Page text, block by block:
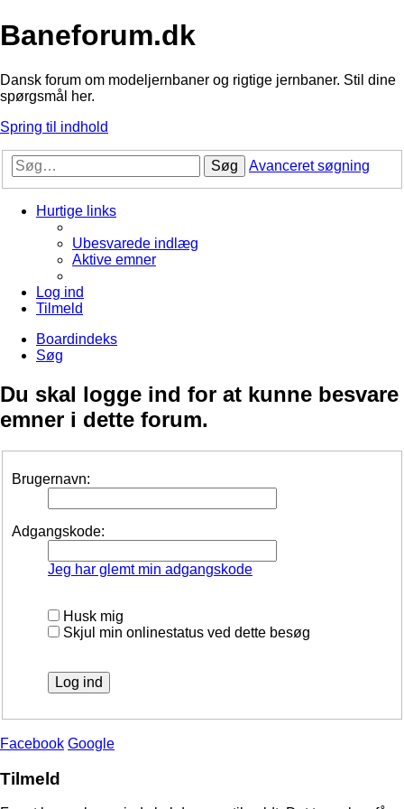
Baneforum.dk
Dansk forum om modeljernbaner og rigtige jernbaner. Stil dine
spørgsmål her.
Spring til indhold
Søg Avanceret søgning
Hurtige links
Ubesvarede indlæg
Aktive emner
Log ind
Tilmeld
Boardindeks
Søg
Du skal logge ind for at kunne besvare
emner i dette forum.
Brugernavn:
Adgangskode:
Jeg har glemt min adgangskode
Husk mig
Skjul min onlinestatus ved dette besøg
Facebook Google
Tilmeld